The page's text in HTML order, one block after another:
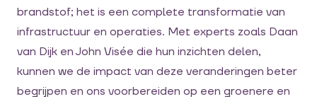
brandstof; het is een complete transformatie van
infrastructuur en operaties. Met experts zoals Daan
van Dijk en John Visée die hun inzichten delen,
kunnen we de impact van deze veranderingen beter
begrijpen en ons voorbereiden op een groenere en